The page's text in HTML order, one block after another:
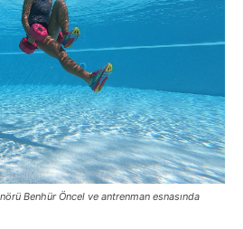
Benhür Öncel ve antrenman esnasında